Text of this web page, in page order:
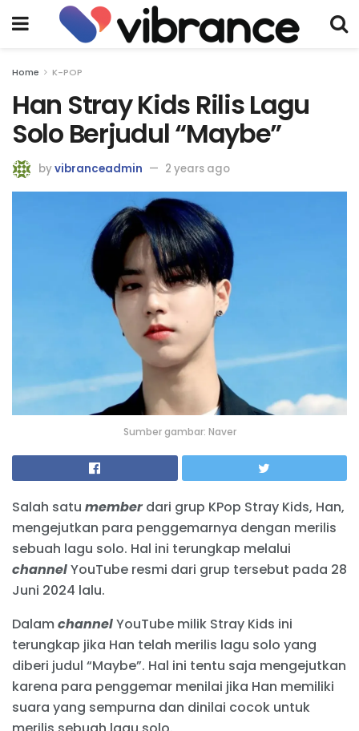
Home K-POP
Han Stray Kids Rilis Lagu
Solo Berjudul “Maybe”
byvibranceadmin 2 years ago
Sumber gambar: Naver
Salah satu memberdari grup KPop Stray Kids, Han,
mengejutkan para penggemarnya dengan merilis
sebuah lagu solo. Hal ini terungkap melalui
channelYouTube resmi dari grup tersebut pada 28
Juni 2024 lalu.
DalamchannelYouTube milik Stray Kids ini
terungkap jika Han telah merilis lagu solo yang
diberi judul “Maybe”. Hal ini tentu saja mengejutkan
karena para penggemar menilai jika Han memiliki
suara yang sempurna dan dinilai cocok untuk